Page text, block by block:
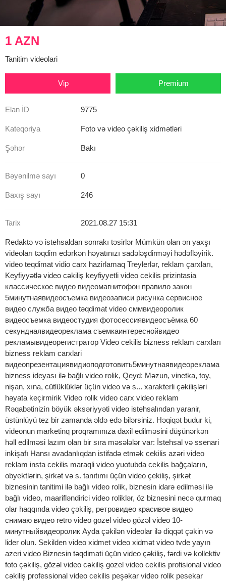
1 AZN
Tanitim videolari
Vip Premium
Elan İD 9775
Kateqoriya Foto və video çəkiliş xidmətləri
Şəhər Bakı
Bəyənilmə sayı 0
Baxış sayı 246
Tarix 2021.08.27 15:31
Redaktə və istehsaldan sonrakı təsirlər Mümkün olan ən yaxşı
videoları təqdim edərkən həyatınızı sadələşdirməyi hədəfləyirik.
video teqdimat vidio carx hazirlamaq Treylerlər, reklam çarxları,
Keyfiyyətlə video cəkiliş keyfiyyetli video cekilis prizintasia
классическое видео видеомагнитофон правило закон
5минутнаявидеосъемка видеозаписи рисунка сервисное
видео служба видео təqdimat video сммвидеоролик
видеосъемка видеостудия фотосессиявидеосъёмкa 60
секунднаявидеореклама съемкаинтереснойвидео
рекламывидеорегистратор Video cekilis bizness reklam carxları
bizness reklam carxlari
видеопрезентациявидиоподготовить5минутнаявидеореклама
bizness ideyası ilə bağlı video rolik, Qeyd: Məzun, vinetka, toy,
nişan, xına, cütlüklüklər üçün video və s... xarakterli çəkilişləri
həyata keçirmirik Video rolik video carx video reklam
Rəqabətinizin böyük əksəriyyəti video istehsalından yaranir,
üstünlüyü tez bir zamanda əldə edə bilərsiniz. Həqiqət budur ki,
videonun marketinq proqramınıza daxil edilməsini düşünərkən
həll edilməsi lazım olan bir sıra məsələlər var: İstehsal və ssenari
inkişafı Hansı avadanlıqdan istifadə etmək cekilis azəri video
reklam insta cekilis maraqli video yuotubda cekilis bağçaların,
obyektlərin, şirkət və s. tanıtımı üçün video çekiliş, şirkət
biznesinin tanitimi ilə bağlı video rolik, biznesin idarə edilməsi ilə
bağlı video, maarifləndirici video roliklər, öz biznesini necə qurmaq
olar haqqında video çəkiliş, ретровидео красивое видео
снимаю видео retro video gozel video gözəl video 10-
минутныйвидеоролик Ayda çəkilən videolar ilə diqqət çəkin və
lider olun. Sekilden video xidmet video xidmət video tvde yayın
azeri video Biznesin təqdimati üçün video çəkiliş, fərdi və kollektiv
foto çəkiliş, gözəl video cəkiliş gozel video cekilis profisional video
cəkiliş professional video cekilis peşəkar video rolik pesekar